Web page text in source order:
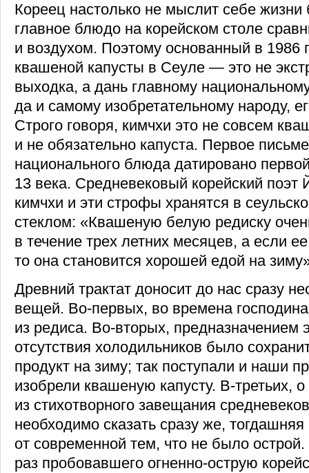
Кореец настолько не мыслит себе жизни
главное блюдо на корейском столе
и воздухом. Поэтому основанный в 1986
квашеной капусты в Сеуле — это не
выходка, а дань главному
да и самому изобретательному народу,
Строго говоря, кимчхи это не совсем
и не обязательно капуста. Первое
национального блюда датировано
13 века. Средневековый корейский
кимчхи и эти строфы хранятся в
стеклом: «Квашеную белую редиску
в течение трех летних месяцев, а если
то она становится хорошей едой на
Древний трактат доносит до нас сразу
вещей. Во-первых, во времена
из редиса. Во-вторых, предназначением
отсутствия холодильников было
продукт на зиму; так поступали и наши
изобрели квашеную капусту. В-третьих,
из стихотворного завещания
необходимо сказать сразу же,
от современной тем, что не было
раз пробовавшего огненно-острую